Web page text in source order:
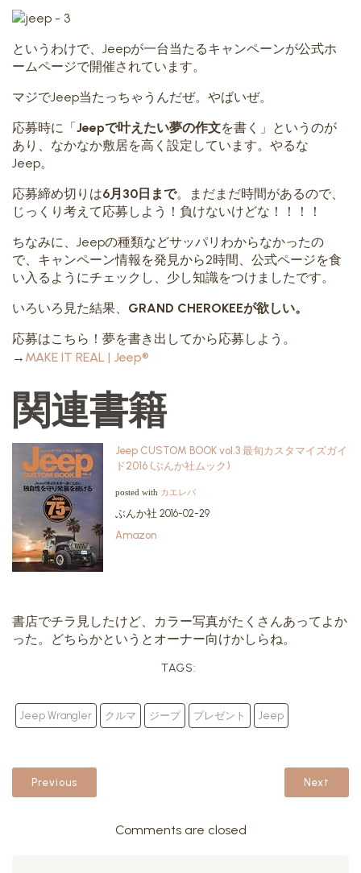
というわけで、Jeepが一台当たるキャンペーンが公式ホ
ームページで開催されています。
マジでJeep当たっちゃうんだぜ。やばいぜ。
応募時に「Jeepで叶えたい夢の作文を書く」というのが
あり、なかなか敷居を高く設定しています。やるな
Jeep。
応募締め切りは6月30日まで。まだまだ時間があるので、
じっくり考えて応募しよう！負けないけどな！！！！
ちなみに、Jeepの種類などサッパリわからなかったの
で、キャンペーン情報を発見から2時間、公式ページを食
い入るようにチェックし、少し知識をつけましたです。
いろいろ見た結果、 GRAND CHEROKEEが欲しい。
応募はこちら！夢を書き出してから応募しよう。
→ MAKE IT REAL | Jeep®
関連書籍
Jeep CUSTOM BOOK vol.3 最旬カスタマイズガイ
ド2016 (ぶんか社ムック)
posted with カエレバ
ぶんか社 2016-02-29
Amazon
書店でチラ見したけど、カラー写真がたくさんあってよか
った。どちらかというとオーナー向けかしらね。
TAGS:
Jeep Wrangler クルマ ジープ プレゼント Jeep
Previous Next
Comments are closed